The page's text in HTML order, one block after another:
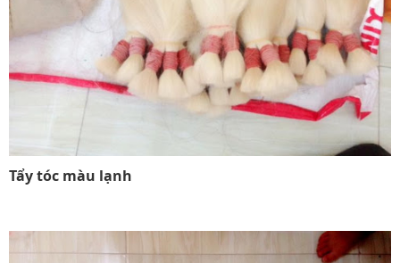
Tẩy tóc màu lạnh